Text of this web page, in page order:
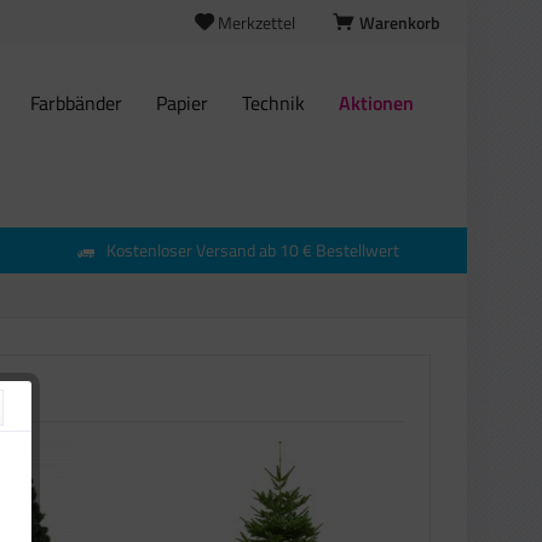
Warenkorb
Merkzettel
Farbbänder Papier Technik Aktionen
Kostenloser Versand ab 10 € Bestellwert